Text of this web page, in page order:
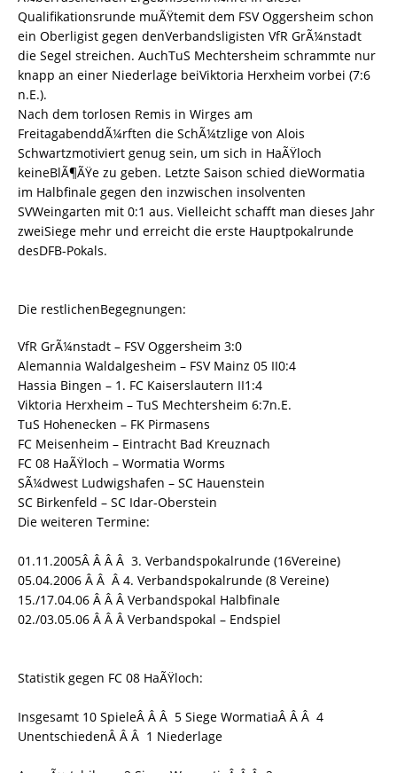
Qualifikationsrunde muÃŸtemit dem FSV Oggersheim schon
ein Oberligist gegen denVerbandsligisten VfR GrÃ¼nstadt
die Segel streichen. AuchTuS Mechtersheim schrammte nur
knapp an einer Niederlage beiViktoria Herxheim vorbei (7:6
n.E.).
Nach dem torlosen Remis in Wirges am
FreitagabenddÃ¼rften die SchÃ¼tzlige von Alois
Schwartzmotiviert genug sein, um sich in HaÃŸloch
keineBlÃ¶ÃŸe zu geben. Letzte Saison schied dieWormatia
im Halbfinale gegen den inzwischen insolventen
SVWeingarten mit 0:1 aus. Vielleicht schafft man dieses Jahr
zweiSiege mehr und erreicht die erste Hauptpokalrunde
desDFB-Pokals.
Die restlichenBegegnungen:
VfR GrÃ¼nstadt – FSV Oggersheim 3:0
Alemannia Waldalgesheim – FSV Mainz 05 II0:4
Hassia Bingen – 1. FC Kaiserslautern II1:4
Viktoria Herxheim – TuS Mechtersheim 6:7n.E.
TuS Hohenecken – FK Pirmasens
FC Meisenheim – Eintracht Bad Kreuznach
FC 08 HaÃŸloch – Wormatia Worms
SÃ¼dwest Ludwigshafen – SC Hauenstein
SC Birkenfeld – SC Idar-Oberstein
Die weiteren Termine:
01.11.2005Â Â Â Â 3. Verbandspokalrunde (16Vereine)
05.04.2006 Â Â Â 4. Verbandspokalrunde (8 Vereine)
15./17.04.06 Â Â Â Verbandspokal Halbfinale
02./03.05.06 Â Â Â Verbandspokal – Endspiel
Statistik gegen FC 08 HaÃŸloch:
Insgesamt 10 SpieleÂ Â Â 5 Siege WormatiaÂ Â Â 4
UnentschiedenÂ Â Â 1 Niederlage